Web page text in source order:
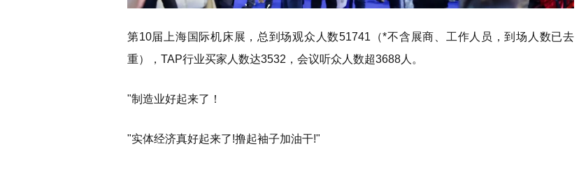
第10届上海国际机床展，总到场观众人数51741（*不含展商、工作人员，到场人数已去
重），TAP行业买家人数达3532，会议听众人数超3688人。
"制造业好起来了！
"实体经济真好起来了!撸起袖子加油干!"